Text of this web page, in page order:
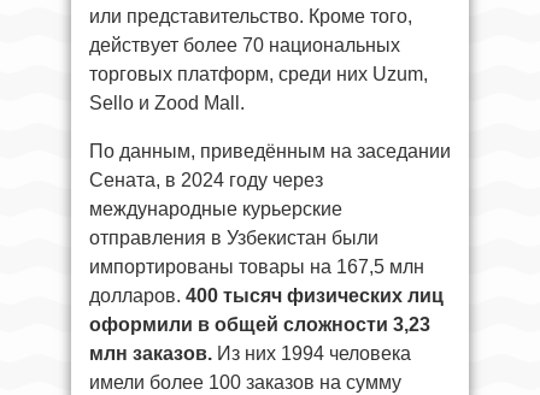
или представительство. Кроме того,
действует более 70 национальных
торговых платформ, среди них Uzum,
Sello и Zood Mall.
По данным, приведённым на заседании
Сената, в 2024 году через
международные курьерские
отправления в Узбекистан были
импортированы товары на 167,5 млн
долларов. 400 тысяч физических лиц
оформили в общей сложности 3,23
млн заказов. Из них 1994 человека
имели более 100 заказов на сумму